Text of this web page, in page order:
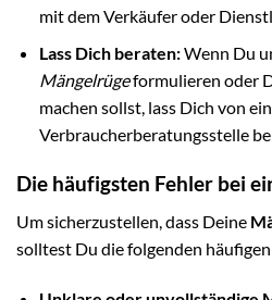
mit dem Verkäufer oder
Lass Dich beraten:Wenn Du
Mängelrügeformulieren oder
machen sollst, lass Dich von
Verbraucherberatungsstelle
Die häufigsten Fehler bei
Um sicherzustellen, dass Deine
solltest Du die folgenden